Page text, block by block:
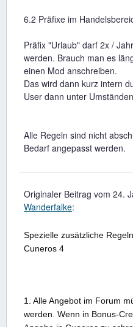
6.2 Präfixe im
Präfix "Urlaub" darf 2x /
werden. Brauch man es
einen Mod anschreiben.
Das wird dann kurz intern
User dann unter
Alle Regeln sind nicht
Bedarf angepasst werden.
Originaler Beitrag vom 24.
Wanderfalke:
Spezielle zusätzliche
Cuneros 4
1. Alle Angebot im Forum
werden. Wenn in Bonus-